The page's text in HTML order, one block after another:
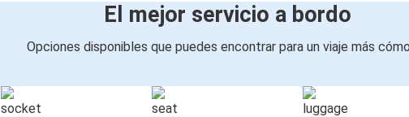
El mejor servicio a bordo
Opciones disponibles que puedes encontrar para un viaje más